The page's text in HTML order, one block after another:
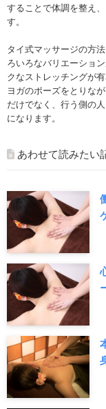
することで体調を整え
す。
タイ式マッサージの方
ろいろなバリエーショ
クなストレッチングが
ヨガのポーズをとりな
だけでなく、行う側の
になります。
あわせて読みたい